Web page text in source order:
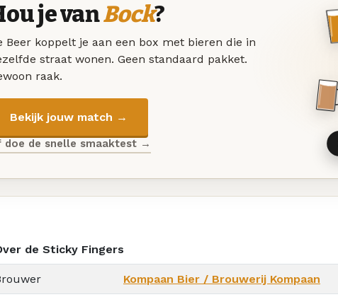
je vanBock?
Beer koppelt je aan een box met bieren die in
straat wonen. Geen standaard pakket.
raak.
Bekijk jouw match →
doe de snelle smaaktest →
de Sticky Fingers
Kompaan Bier / Brouwerij Kompaan